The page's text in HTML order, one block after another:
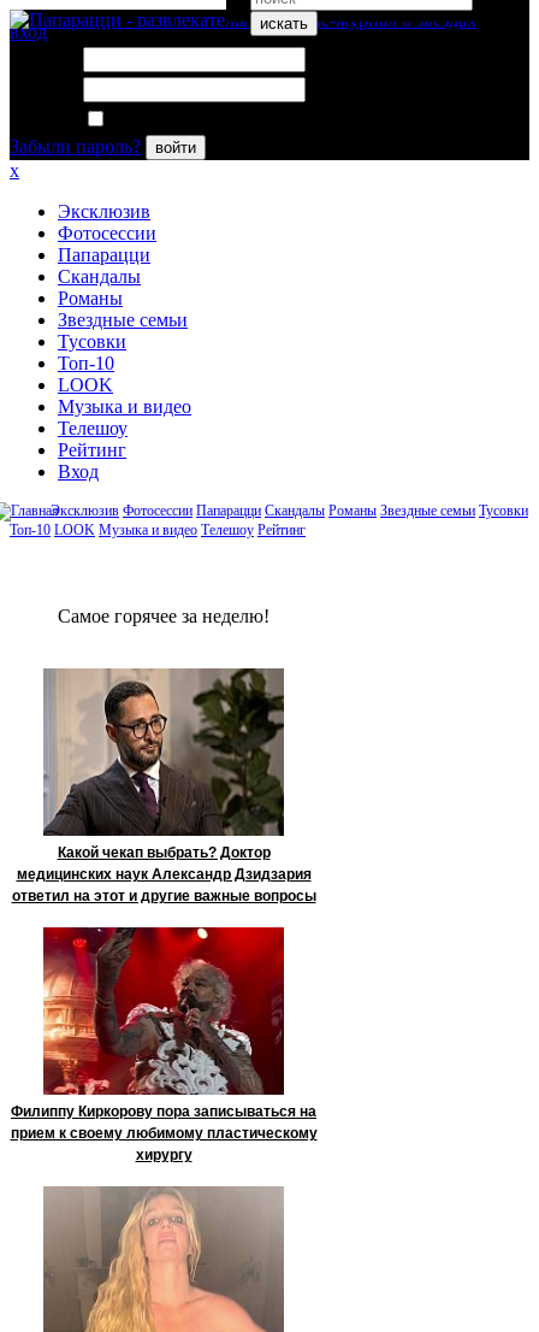
искать
вход
Забыли пароль?
войти
x
Эксклюзив
Фотосессии
Папарацци
Скандалы
Романы
Звездные семьи
Тусовки
Топ-10
LOOK
Музыка и видео
Телешоу
Рейтинг
Вход
Эксклюзив Фотосессии Папарацци Скандалы Романы Звездные семьи Тусовки
Топ-10 LOOK Музыка и видео Телешоу Рейтинг
Сaмое гoрячее за неделю!
Какой чекап выбрать? Доктор
медицинских наук Александр Дзидзария
ответил на этот и другие важные вопросы
Филиппу Киркорову пора записываться на
прием к своему любимому пластическому
хирургу